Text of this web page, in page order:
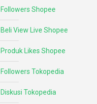
Followers Shopee
Beli View Live Shopee
Produk Likes Shopee
Followers Tokopedia
Diskusi Tokopedia